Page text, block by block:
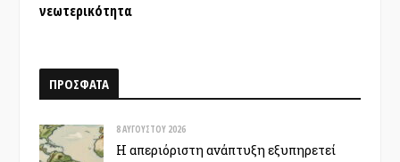
νεωτερικότητα
ΠΡΟΣΦΑΤΑ
8 ΑΥΓΟΎΣΤΟΥ 2026
Η απεριόριστη ανάπτυξη εξυπηρετεί